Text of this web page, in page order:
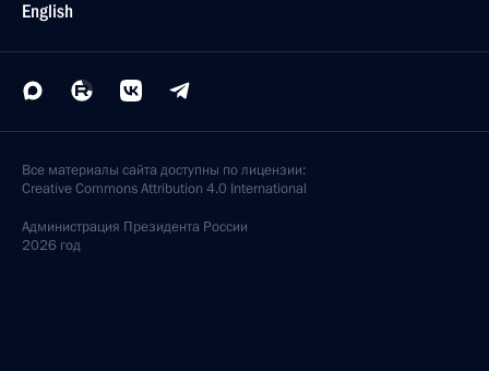
English
Все материалы сайта доступны по лицензии:
Creative Commons Attribution 4.0 International
Администрация Президента России
2026 год